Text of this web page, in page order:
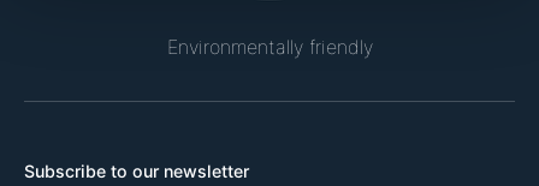
Environmentally friendly
Subscribe to our newsletter